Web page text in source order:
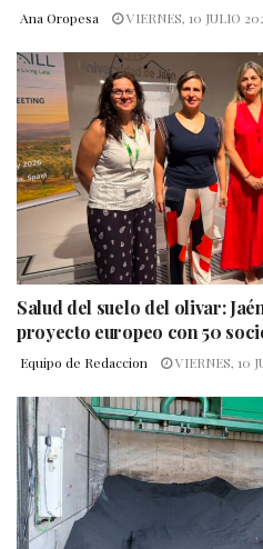
Ana Oropesa VIERNES, 10 JULIO
Salud del suelo del olivar:
proyecto europeo con 50
Equipo de Redaccion VIERNES, 10